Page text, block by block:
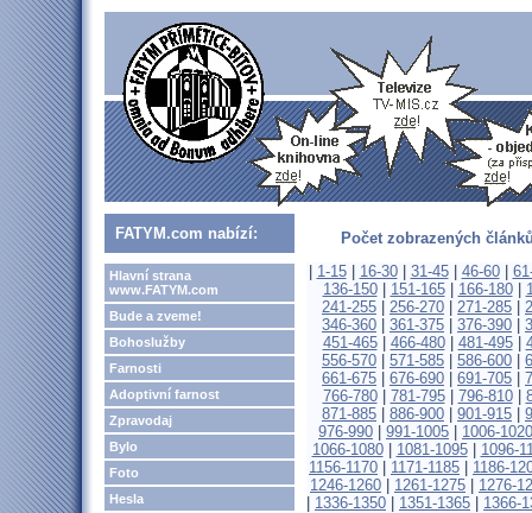
FATYM.com nabízí:
Hlavní strana
www.FATYM.com
Bude a zveme!
Bohoslužby
Farnosti
Adoptivní farnost
Zpravodaj
Bylo
Foto
Hesla
Počet zobrazených
1-15| 16-30| 31-45| 46-60|
136-150| 151-165| 166-180|
241-255
256-270 271-285
346-360
361-375 376-390
451-465| 466-480| 481-495|
556-570
571-585 586-600
661-675
676-690 691-705
766-780| 781-795| 796-810|
871-885
886-900 901-915
976-990
991-1005
1006-1020
1066-1080| 1081-1095| 1096-
1156-1170
1171-1185
1186-
1246-1260
1261-1275
1276-
1336-1350 1351-1365
1366-